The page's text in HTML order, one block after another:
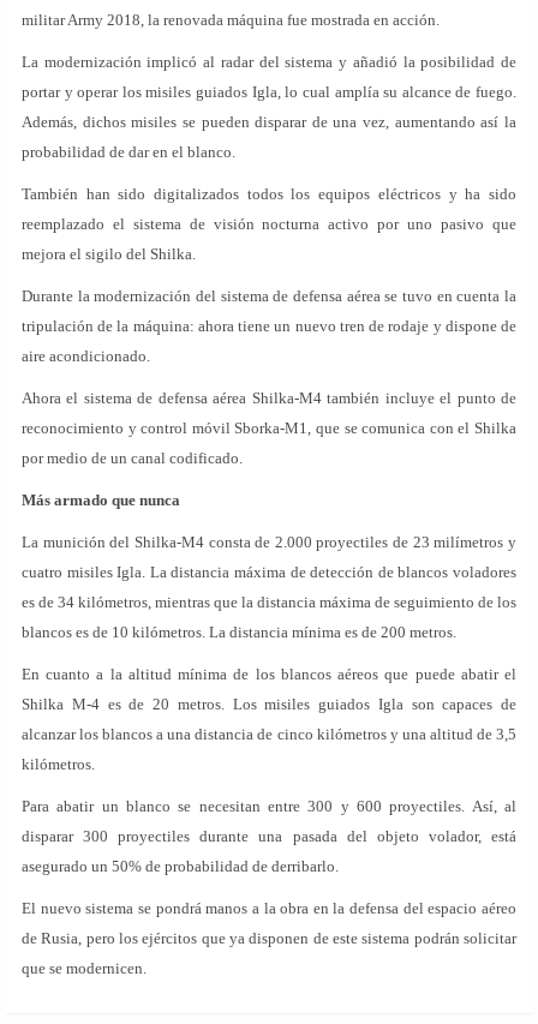
militar Army 2018, la renovada máquina fue mostrada en acción.
La modernización implicó al radar del sistema y añadió la posibilidad de
portar y operar los misiles guiados Igla, lo cual amplía su alcance de fuego.
Además, dichos misiles se pueden disparar de una vez, aumentando así la
probabilidad de dar en el blanco.
También han sido digitalizados todos los equipos eléctricos y ha sido
reemplazado el sistema de visión nocturna activo por uno pasivo que
mejora el sigilo del Shilka.
Durante la modernización del sistema de defensa aérea se tuvo en cuenta la
tripulación de la máquina: ahora tiene un nuevo tren de rodaje y dispone de
aire acondicionado.
Ahora el sistema de defensa aérea Shilka-M4 también incluye el punto de
reconocimiento y control móvil Sborka-M1, que se comunica con el Shilka
por medio de un canal codificado.
Más armado que nunca
La munición del Shilka-M4 consta de 2.000 proyectiles de 23 milímetros y
cuatro misiles Igla. La distancia máxima de detección de blancos voladores
es de 34 kilómetros, mientras que la distancia máxima de seguimiento de los
blancos es de 10 kilómetros. La distancia mínima es de 200 metros.
En cuanto a la altitud mínima de los blancos aéreos que puede abatir el
Shilka M-4 es de 20 metros. Los misiles guiados Igla son capaces de
alcanzar los blancos a una distancia de cinco kilómetros y una altitud de 3,5
kilómetros.
Para abatir un blanco se necesitan entre 300 y 600 proyectiles. Así, al
disparar 300 proyectiles durante una pasada del objeto volador, está
asegurado un 50% de probabilidad de derribarlo.
El nuevo sistema se pondrá manos a la obra en la defensa del espacio aéreo
de Rusia, pero los ejércitos que ya disponen de este sistema podrán solicitar
que se modernicen.